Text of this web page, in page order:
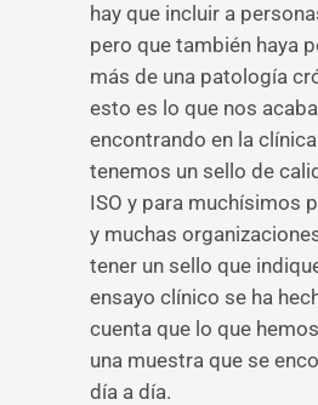
hay que incluir a
pero que también haya
más de una patología
esto es lo que nos
encontrando en la
tenemos un sello de
ISO y para muchísimos
y muchas
tener un sello que
ensayo clínico se ha
cuenta que lo que
una muestra que se
día a día.